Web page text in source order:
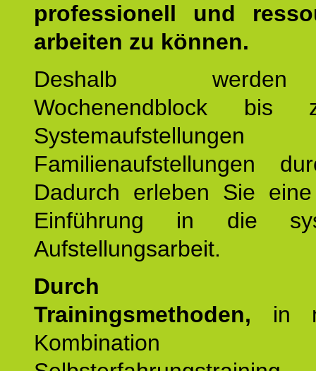
professionell und
arbeiten zu können.
Deshalb
Wochenendblock bis
Familienaufstellungen
Dadurch erleben Sie
Einführung in die
Aufstellungsarbeit.
Durch
Trainingsmethoden, in